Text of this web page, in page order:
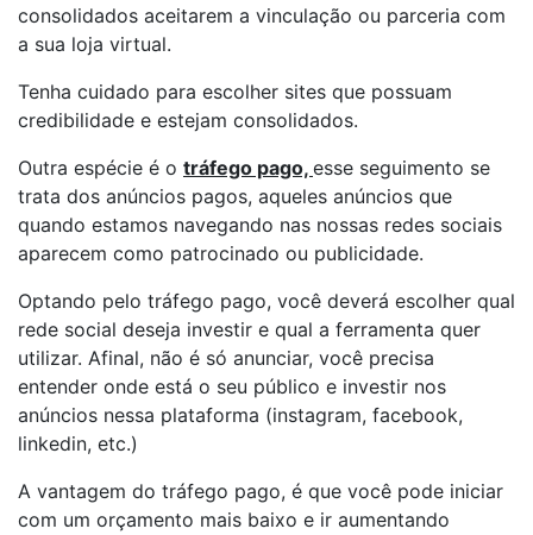
consolidados aceitarem a vinculação ou parceria com
a sua loja virtual.
Tenha cuidado para escolher sites que possuam
credibilidade e estejam consolidados.
Outra espécie é o tráfego pago, esse seguimento se
trata dos anúncios pagos, aqueles anúncios que
quando estamos navegando nas nossas redes sociais
aparecem como patrocinado ou publicidade.
Optando pelo tráfego pago, você deverá escolher qual
rede social deseja investir e qual a ferramenta quer
utilizar. Afinal, não é só anunciar, você precisa
entender onde está o seu público e investir nos
anúncios nessa plataforma (instagram, facebook,
linkedin, etc.)
A vantagem do tráfego pago, é que você pode iniciar
com um orçamento mais baixo e ir aumentando